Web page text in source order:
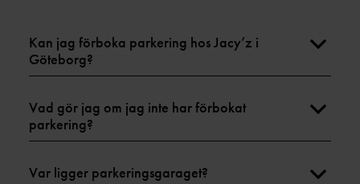
Kan jag förboka parkering hos Jacy’z i
Göteborg?
Vad gör jag om jag inte har förbokat
parkering?
Var ligger parkeringsgaraget?